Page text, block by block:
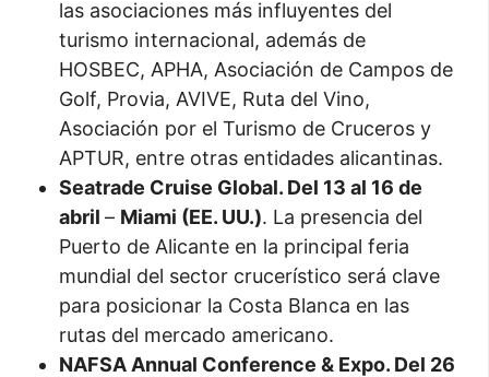
las asociaciones más influyentes del
turismo internacional, además de
HOSBEC, APHA, Asociación de Campos de
Golf, Provia, AVIVE, Ruta del Vino,
Asociación por el Turismo de Cruceros y
APTUR, entre otras entidades alicantinas.
Seatrade Cruise Global. Del 13 al 16 de
abril – Miami (EE. UU.). La presencia del
Puerto de Alicante en la principal feria
mundial del sector crucerístico será clave
para posicionar la Costa Blanca en las
rutas del mercado americano.
NAFSA Annual Conference & Expo. Del 26